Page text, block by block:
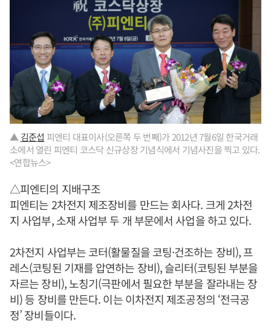
▲ 김준섭 피엔티 대표이사(오른쪽 두 번째)가 2012년 7월6일 한국거래
소에서 열린 피엔티 코스닥 신규상장 기념식에서 기념사진을 찍고 있다.
<연합뉴스>
△피엔티의 지배구조
피엔티는 2차전지 제조장비를 만드는 회사다. 크게 2차전
지 사업부, 소재 사업부 두 개 부문에서 사업을 하고 있다.
2차전지 사업부는 코터(활물질을 코팅·건조하는 장비), 프
레스(코팅된 기재를 압연하는 장비), 슬리터(코팅된 부분을
자르는 장비), 노칭기(극판에서 필요한 부분을 잘라내는 장
비) 등 장비를 만든다. 이는 이차전지 제조공정의 ‘전극공
정’ 장비들이다.